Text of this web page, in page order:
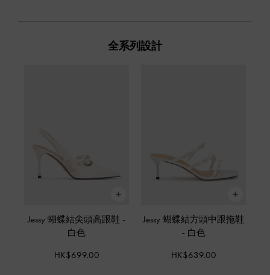
全系列設計
Jessy 蝴蝶結尖頭高跟鞋 -
白色
HK$699.00
Jessy 蝴蝶結方頭中跟拖鞋
- 白色
HK$639.00